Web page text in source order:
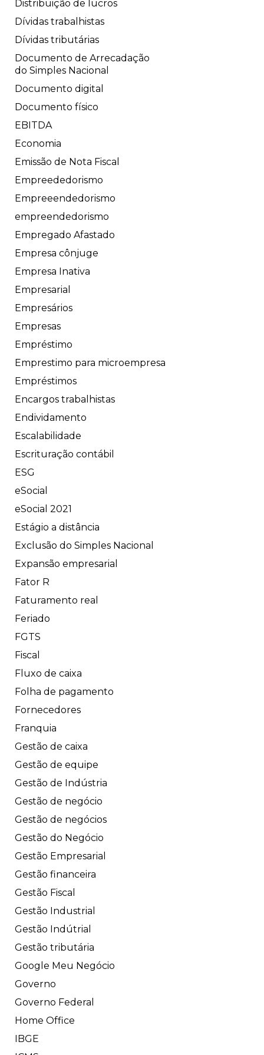
Distribuição de lucros
Dívidas trabalhistas
Dívidas tributárias
Documento de Arrecadação
do Simples Nacional
Documento digital
Documento físico
EBITDA
Economia
Emissão de Nota Fiscal
Empreededorismo
Empreeendedorismo
empreendedorismo
Empregado Afastado
Empresa cônjuge
Empresa Inativa
Empresarial
Empresários
Empresas
Empréstimo
Emprestimo para microempresa
Empréstimos
Encargos trabalhistas
Endividamento
Escalabilidade
Escrituração contábil
ESG
eSocial
eSocial 2021
Estágio a distância
Exclusão do Simples Nacional
Expansão empresarial
Fator R
Faturamento real
Feriado
FGTS
Fiscal
Fluxo de caixa
Folha de pagamento
Fornecedores
Franquia
Gestão de caixa
Gestão de equipe
Gestão de Indústria
Gestão de negócio
Gestão de negócios
Gestão do Negócio
Gestão Empresarial
Gestão financeira
Gestão Fiscal
Gestão Industrial
Gestão Indútrial
Gestão tributária
Google Meu Negócio
Governo
Governo Federal
Home Office
IBGE